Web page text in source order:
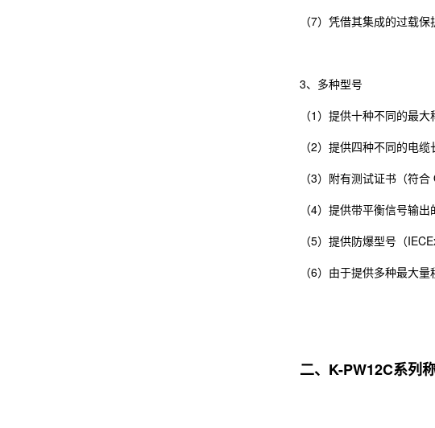
（7）凭借其集成的过载
3、多种型号
（1）提供十种不同的最
（2）提供四种不同的电
（3）附有测试证书（符
（4）提供带平衡信号输
（5）提供防爆型号（
（6）由于提供多种最大
二、K-PW12C系列